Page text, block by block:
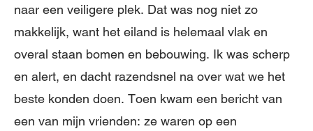
naar een veiligere plek. Dat was nog niet zo
makkelijk, want het eiland is helemaal vlak en
overal staan bomen en bebouwing. Ik was scherp
en alert, en dacht razendsnel na over wat we het
beste konden doen. Toen kwam een bericht van
een van mijn vrienden: ze waren op een